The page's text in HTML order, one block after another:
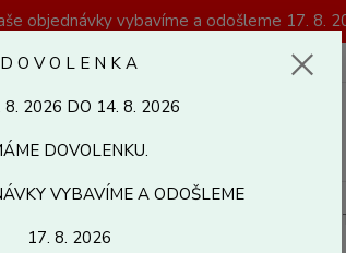
objednávky vybavíme a odošleme 17. 8.
D O V O L E N K A
8. 2026 DO 14. 8. 2026
DOVOLENKU.
VYBAVÍME A ODOŠLEME
17. 8. 2026